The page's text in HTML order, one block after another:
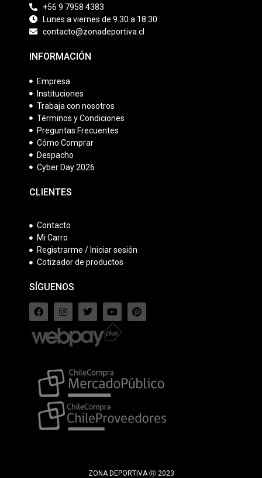
+56 9 7958 4383
Lunes a viernes de 9.30 a 18.30
contacto@zonadeportiva.cl
INFORMACIÓN
Empresa
Instituciones
Trabaja con nosotros
Términos y Condiciones
Preguntas Frecuentes
Cómo Comprar
Despacho
Cyber Day 2026
CLIENTES
Contacto
Mi Carro
Registrarme / Iniciar sesión
Cotizador de productos
SÍGUENOS
ZONA DEPORTIVA Ⓡ 2023